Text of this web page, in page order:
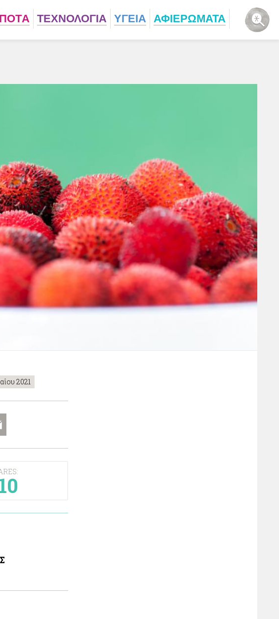
ΠΟΤA ΤΕΧΝΟΛΟΓΙΑ ΥΓΕΙΑ ΑΦΙΕΡΩΜΑΤΑ
2021